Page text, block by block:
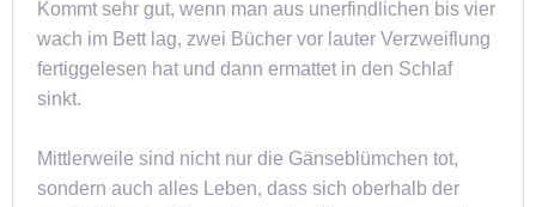
Kommt sehr gut, wenn man aus unerfindlichen bis vier
wach im Bett lag, zwei Bücher vor lauter Verzweiflung
fertiggelesen hat und dann ermattet in den Schlaf
sinkt.
Mittlerweile sind nicht nur die Gänseblümchen tot,
sondern auch alles Leben, dass sich oberhalb der